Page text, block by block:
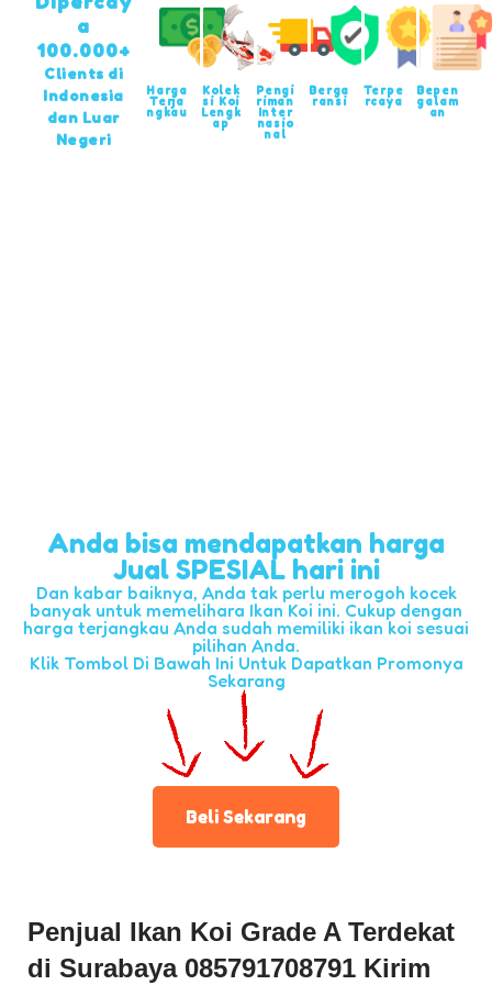
a
100.000+
Clients di
Indonesia
dan Luar
Negeri
Harga
Terja
ngkau
Kolek
si Koi
Lengk
ap
Pengi
riman
Inter
nasio
nal
Berga
ransi
Terpe
rcaya
Bepen
galam
an
Anda bisa mendapatkan harga
Jual SPESIAL hari ini
Dan kabar baiknya, Anda tak perlu merogoh kocek
banyak untuk memelihara Ikan Koi ini. Cukup dengan
harga terjangkau Anda sudah memiliki ikan koi sesuai
pilihan Anda.
Klik Tombol Di Bawah Ini Untuk Dapatkan Promonya
Sekarang
Beli Sekarang
Penjual Ikan Koi Grade A Terdekat
di Surabaya 085791708791 Kirim